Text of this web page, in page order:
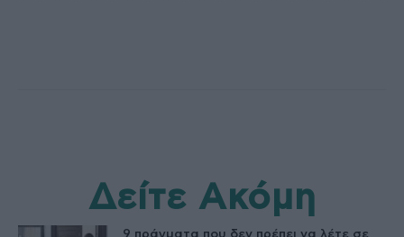
Δείτε Ακόμη